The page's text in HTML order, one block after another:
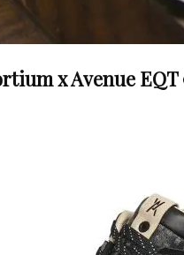
x Avenue EQT